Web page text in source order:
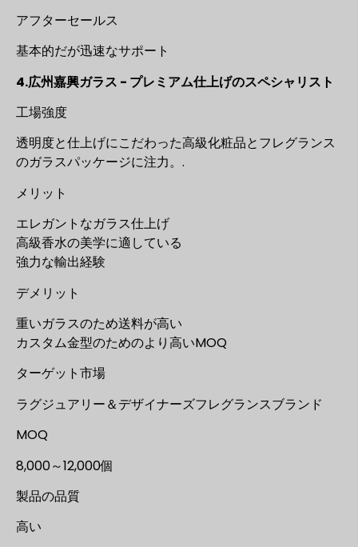
アフターセールス
基本的だが迅速なサポート
4.広州嘉興ガラス - プレミアム仕上げのスペシャリスト
工場強度
透明度と仕上げにこだわった高級化粧品とフレグランス
のガラスパッケージに注力。.
メリット
エレガントなガラス仕上げ
高級香水の美学に適している
強力な輸出経験
デメリット
重いガラスのため送料が高い
カスタム金型のためのより高いMOQ
ターゲット市場
ラグジュアリー＆デザイナーズフレグランスブランド
MOQ
8,000～12,000個
製品の品質
高い